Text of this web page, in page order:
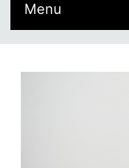
Menu